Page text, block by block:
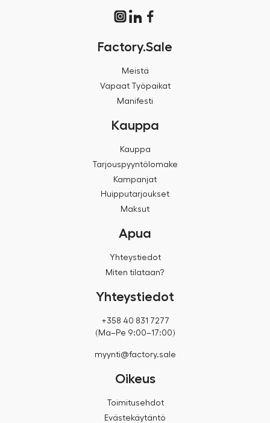
Factory.Sale
Meistä
Vapaat Työpaikat
Manifesti
Kauppa
Kauppa
Tarjouspyyntölomake
Kampanjat
Huipputarjoukset
Maksut
Apua
Yhteystiedot
Miten tilataan?
Yhteystiedot
+358 40 831 7277
(Ma–Pe 9:00–17:00)
myynti@factory.sale
Oikeus
Toimitusehdot
Evästekäytäntö